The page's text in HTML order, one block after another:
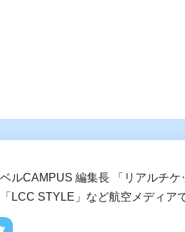
ベルCAMPUS 編集長 「リアルチ
LCC STYLE」など航空メディア